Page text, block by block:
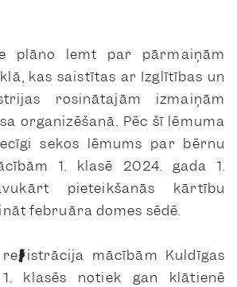
plāno lemt par pārmaiņām
kas saistītas ar Izglītības un
rosinātajām izmaiņām
organizēšanā. Pēc šī lēmuma
sekos lēmums par bērnu
1. klasē 2024. gada 1.
pieteikšanās kārtību
februāra domes sēdē.
mācībām Kuldīgas
klasēs notiek gan klātienē